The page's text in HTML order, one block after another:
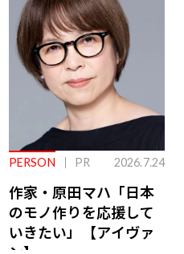
PERSON PR 2026.7.24
作家・原田マハ「日本
のモノ作りを応援して
いきたい」【アイヴァ